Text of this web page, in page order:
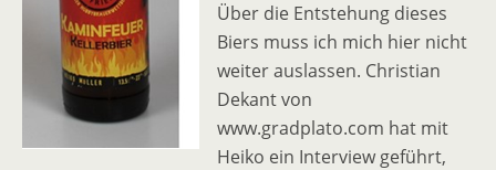
Über die Entstehung dieses
Biers muss ich mich hier nicht
weiter auslassen. Christian
Dekant von
www.gradplato.com hat mit
Heiko ein Interview geführt,